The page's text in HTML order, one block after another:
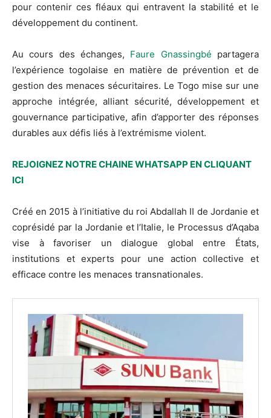
pour contenir ces fléaux qui entravent la stabilité et le
développement du continent.
Au cours des échanges, Faure Gnassingbé partagera
l’expérience togolaise en matière de prévention et de
gestion des menaces sécuritaires. Le Togo mise sur une
approche intégrée, alliant sécurité, développement et
gouvernance participative, afin d’apporter des réponses
durables aux défis liés à l’extrémisme violent.
REJOIGNEZ NOTRE CHAINE WHATSAPP EN CLIQUANT
ICI
Créé en 2015 à l’initiative du roi Abdallah II de Jordanie et
coprésidé par la Jordanie et l’Italie, le Processus d’Aqaba
vise à favoriser un dialogue global entre États,
institutions et experts pour une action collective et
efficace contre les menaces transnationales.